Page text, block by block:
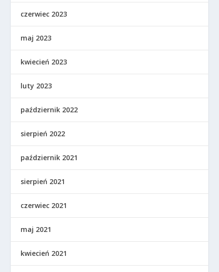
czerwiec 2023
maj 2023
kwiecień 2023
luty 2023
październik 2022
sierpień 2022
październik 2021
sierpień 2021
czerwiec 2021
maj 2021
kwiecień 2021